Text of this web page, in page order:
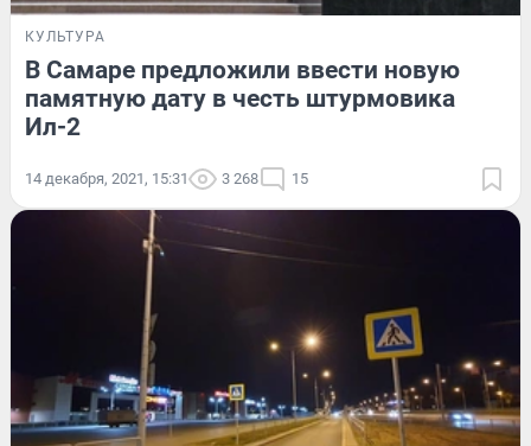
КУЛЬТУРА
В Самаре предложили ввести новую
памятную дату в честь штурмовика
Ил-2
14 декабря, 2021, 15:31 3 268 15